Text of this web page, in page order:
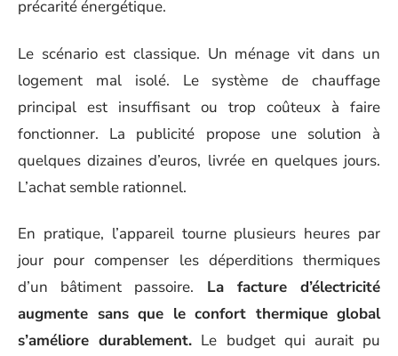
précarité énergétique.
Le scénario est classique. Un ménage vit dans un
logement mal isolé. Le système de chauffage
principal est insuffisant ou trop coûteux à faire
fonctionner. La publicité propose une solution à
quelques dizaines d’euros, livrée en quelques jours.
L’achat semble rationnel.
En pratique, l’appareil tourne plusieurs heures par
jour pour compenser les déperditions thermiques
d’un bâtiment passoire. La facture d’électricité
augmente sans que le confort thermique global
s’améliore durablement. Le budget qui aurait pu